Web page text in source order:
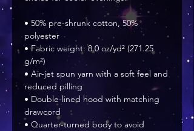
• 50% pre-shrunk cotton, 50%
polyester
• Fabric weight: 8.0 oz/yd² (271.25
g/m²)
• Air-jet spun yarn with a soft feel and
reduced pilling
• Double-lined hood with matching
drawcord
• Quarter-turned body to avoid